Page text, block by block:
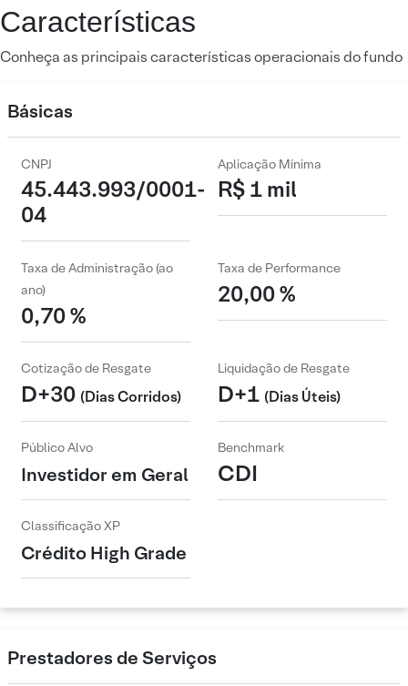
Características
Conheça as principais características operacionais do fundo
Básicas
CNPJ
45.443.993/0001-
04
Aplicação Mínima
R$ 1 mil
Taxa de Administração (ao
ano)
0,70 %
Taxa de Performance
20,00 %
Cotização de Resgate
D+30 (Dias Corridos)
Liquidação de Resgate
D+1 (Dias Úteis)
Público Alvo
Investidor em Geral
Benchmark
CDI
Classificação XP
Crédito High Grade
Prestadores de Serviços